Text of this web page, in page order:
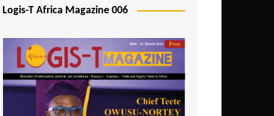
Logis-T Africa Magazine 006